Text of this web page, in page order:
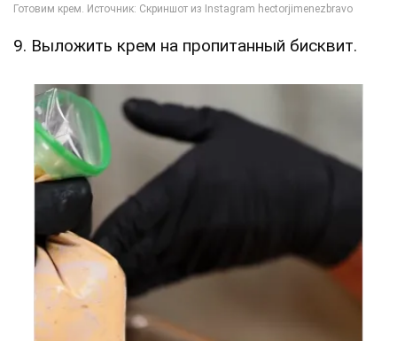
9. Выложить крем на пропитанный бисквит.